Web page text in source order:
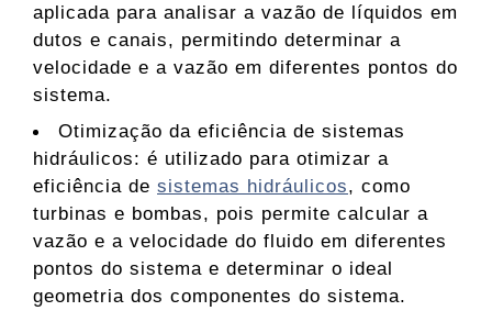
aplicada para analisar a vazão de líquidos em
dutos e canais, permitindo determinar a
velocidade e a vazão em diferentes pontos do
sistema.
Otimização da eficiência de sistemas
hidráulicos: é utilizado para otimizar a
eficiência de sistemas hidráulicos, como
turbinas e bombas, pois permite calcular a
vazão e a velocidade do fluido em diferentes
pontos do sistema e determinar o ideal
geometria dos componentes do sistema.